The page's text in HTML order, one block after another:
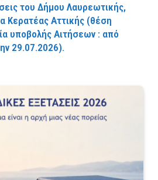
του Δήμου Λαυρεωτικής,
Κερατέας Αττικής (θέση
υποβολής Αιτήσεων : από
29.07.2026).